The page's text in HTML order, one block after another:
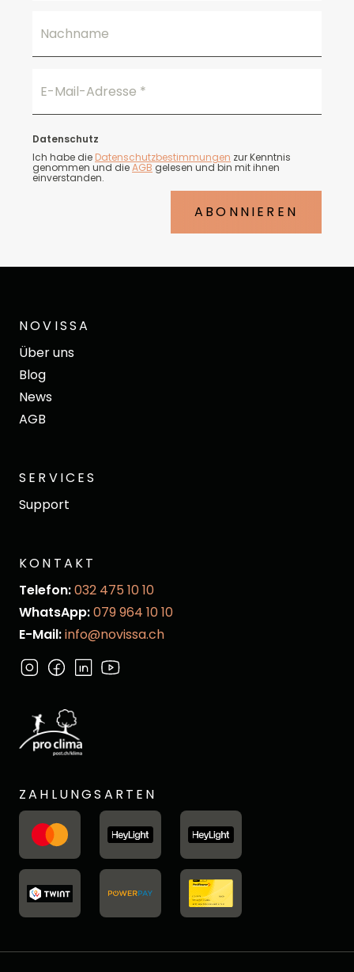
Nachname
E-Mail-Adresse *
Datenschutz
Ich habe die Datenschutzbestimmungen zur Kenntnis
genommen und dieAGB gelesen und bin mit ihnen
einverstanden.
ABONNIEREN
NOVISSA
Über uns
Blog
News
AGB
SERVICES
Support
KONTAKT
Telefon:032 475 10 10
WhatsApp:079 964 10 10
E-Mail:info@novissa.ch
ZAHLUNGSARTEN